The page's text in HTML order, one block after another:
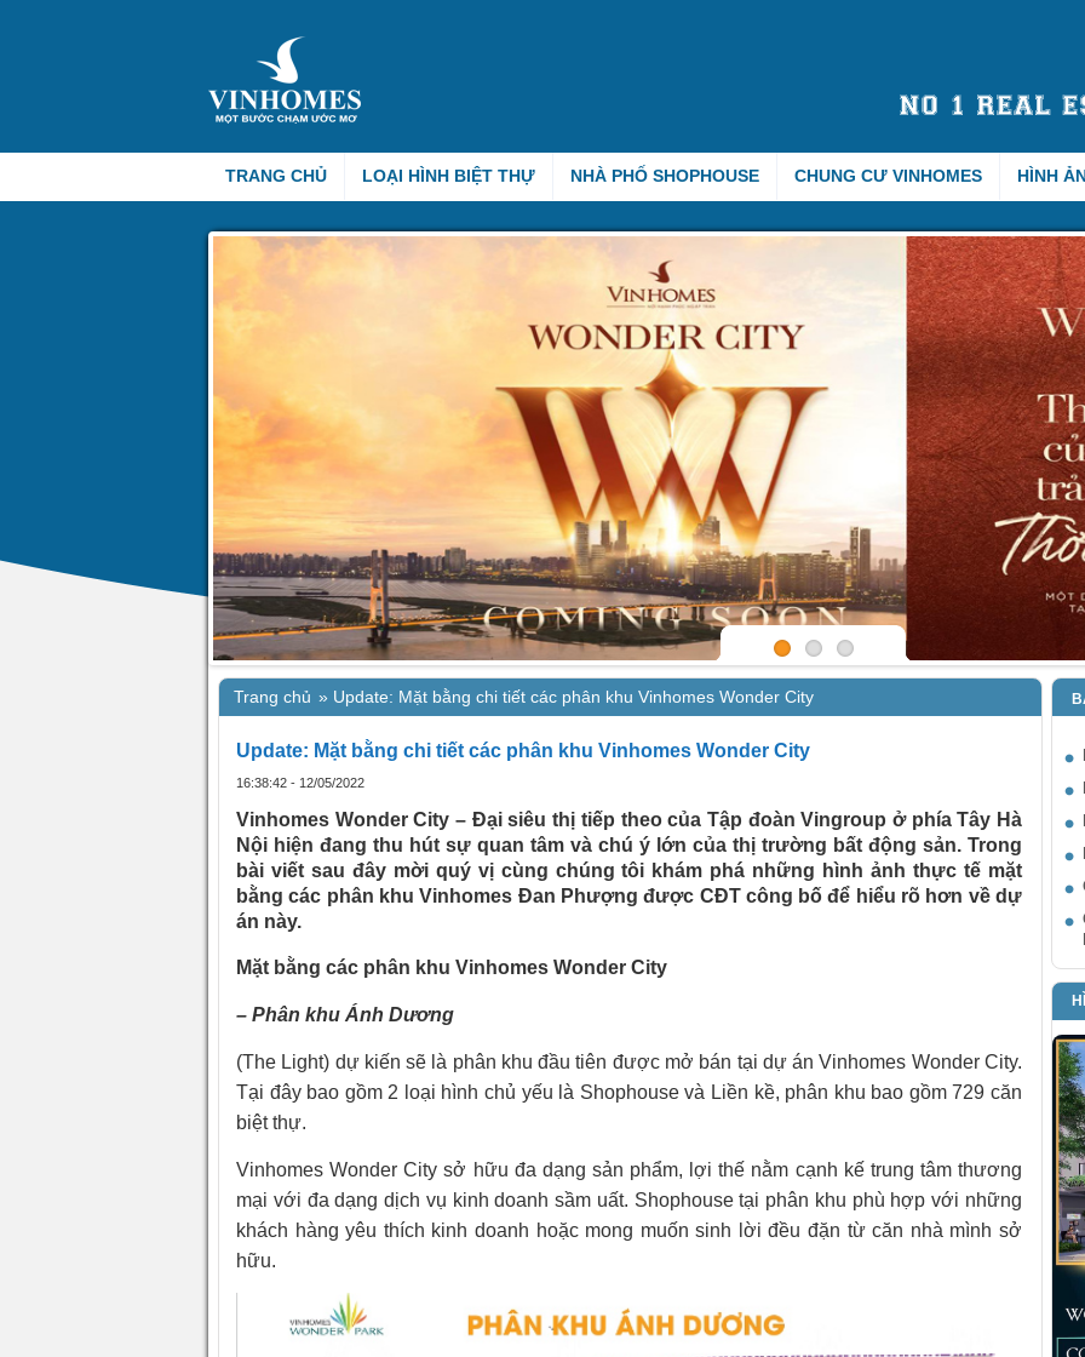
TRANG CHỦ LOẠI HÌNH BIỆT THỰ NHÀ PHỐ SHOPHOUSE CHUNG CƯ VINHOMES HÌNH
Trang chủ » Update: Mặt bằng chi tiết các phân khu Vinhomes Wonder City
Update: Mặt bằng chi tiết các phân khu Vinhomes Wonder City
16:38:42 - 12/05/2022
Vinhomes Wonder City – Đại siêu thị tiếp theo của Tập đoàn Vingroup ở phía Tây Hà
Nội hiện đang thu hút sự quan tâm và chú ý lớn của thị trường bất động sản. Trong
bài viết sau đây mời quý vị cùng chúng tôi khám phá những hình ảnh thực tế mặt
bằng các phân khu Vinhomes Đan Phượng được CĐT công bố để hiểu rõ hơn về dự
án này.
Mặt bằng các phân khu Vinhomes Wonder City
– Phân khu Ánh Dương
(The Light) dự kiến sẽ là phân khu đầu tiên được mở bán tại dự án Vinhomes Wonder City.
Tại đây bao gồm 2 loại hình chủ yếu là Shophouse và Liền kề, phân khu bao gồm 729 căn
biệt thự.
Vinhomes Wonder City sở hữu đa dạng sản phẩm, lợi thế nằm cạnh kế trung tâm thương
mại với đa dạng dịch vụ kinh doanh sầm uất. Shophouse tại phân khu phù hợp với những
khách hàng yêu thích kinh doanh hoặc mong muốn sinh lời đều đặn từ căn nhà mình sở
hữu.